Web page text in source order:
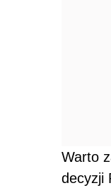
Warto
decyzji